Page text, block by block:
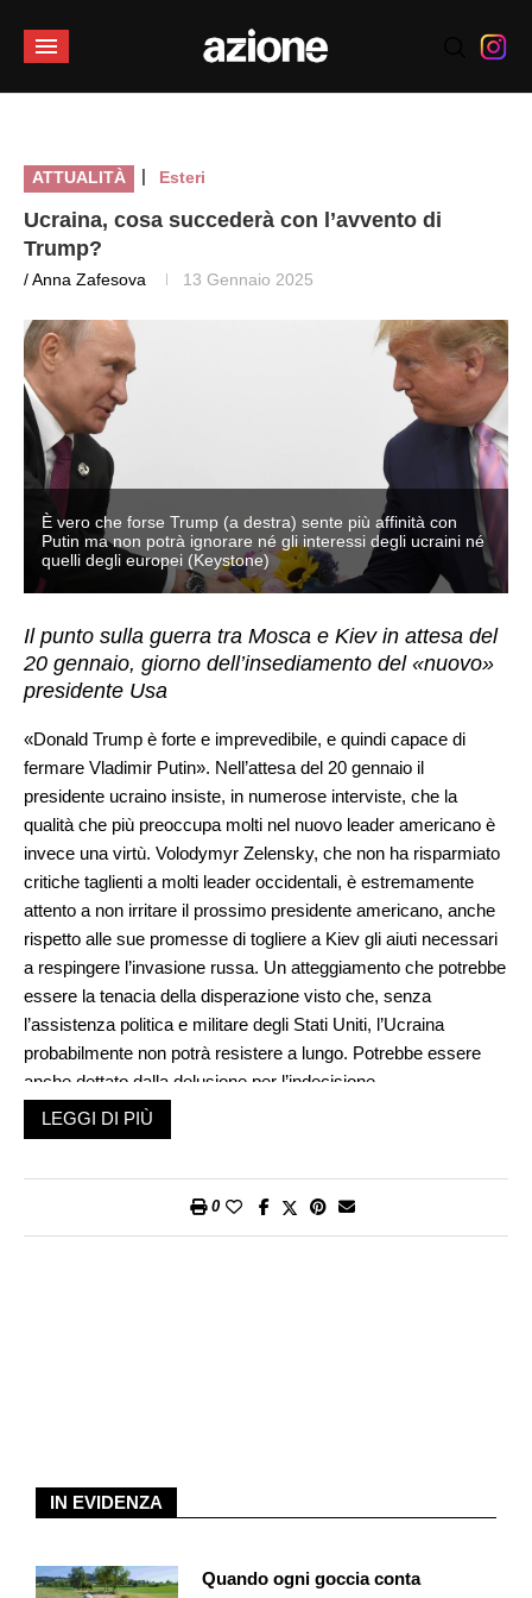
ATTUALITÀ | Esteri
Ucraina, cosa succederà con l’avvento di
Trump?
/ Anna Zafesova 13 Gennaio 2025
È vero che forse Trump (a destra) sente più affinità con
Putin ma non potrà ignorare né gli interessi degli ucraini né
quelli degli europei (Keystone)
Il punto sulla guerra tra Mosca e Kiev in attesa del
20 gennaio, giorno dell’insediamento del «nuovo»
presidente Usa
«Donald Trump è forte e imprevedibile, e quindi capace di
fermare Vladimir Putin». Nell’attesa del 20 gennaio il
presidente ucraino insiste, in numerose interviste, che la
qualità che più preoccupa molti nel nuovo leader americano è
invece una virtù. Volodymyr Zelensky, che non ha risparmiato
critiche taglienti a molti leader occidentali, è estremamente
attento a non irritare il prossimo presidente americano, anche
rispetto alle sue promesse di togliere a Kiev gli aiuti necessari
a respingere l’invasione russa. Un atteggiamento che potrebbe
essere la tenacia della disperazione visto che, senza
l’assistenza politica e militare degli Stati Uniti, l’Ucraina
probabilmente non potrà resistere a lungo. Potrebbe essere
anche dettato dalla delusione per l’indecisione
dell’amministrazione Biden, oppure dalla speranza di lusingare
il suo successore, che spesso si mostra più emotivo che
alla prospettiva di una tregua con Mosca che viene data per
indiscrezioni di alcuni esponenti del team trumpiano, e delle
passerà la linea di «congelamento» del conflitto, chi la
LEGGI DI PIÙ
0
IN EVIDENZA
Quando ogni goccia conta